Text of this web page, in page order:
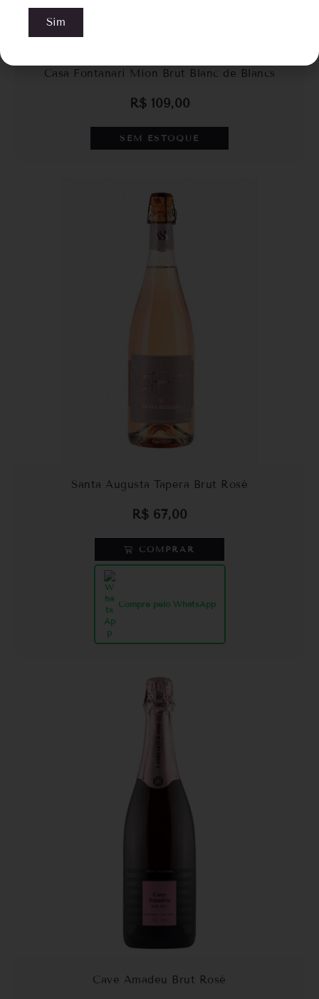
Casa Fontanari Mion Brut Blanc de Blancs
R$109,00
SEM ESTOQUE
Santa Augusta Tapera Brut Rosé
R$ 67,00
COMPRAR
Compre pelo WhatsApp
Cave Amadeu Brut Rosé
Sim